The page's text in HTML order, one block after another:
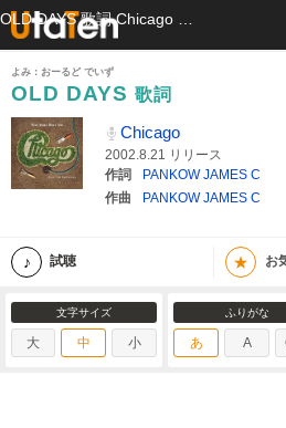
よみ：おーるど でいず
OLD DAYS 歌詞
Chicago
2002.8.21 リリース
作詞
PANKOW JAMES C
作曲
PANKOW JAMES C
試聴 ★ お
文字サイズ
大 中 小
ふりがな
あ A